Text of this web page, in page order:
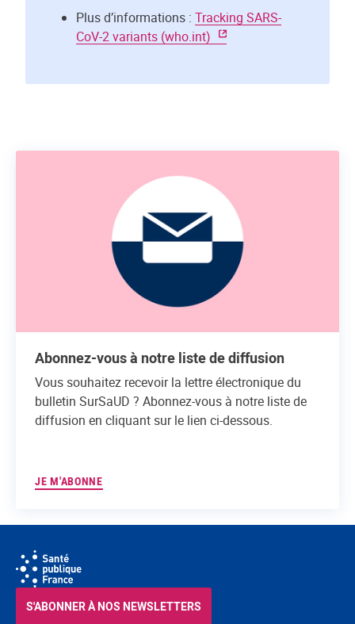
Plus d’informations : Tracking SARS-
CoV-2 variants (who.int)
Abonnez-vous à notre liste de diffusion
Vous souhaitez recevoir la lettre électronique du
bulletin SurSaUD ? Abonnez-vous à notre liste de
diffusion en cliquant sur le lien ci-dessous.
JE M'ABONNE
S'ABONNER À NOS NEWSLETTERS